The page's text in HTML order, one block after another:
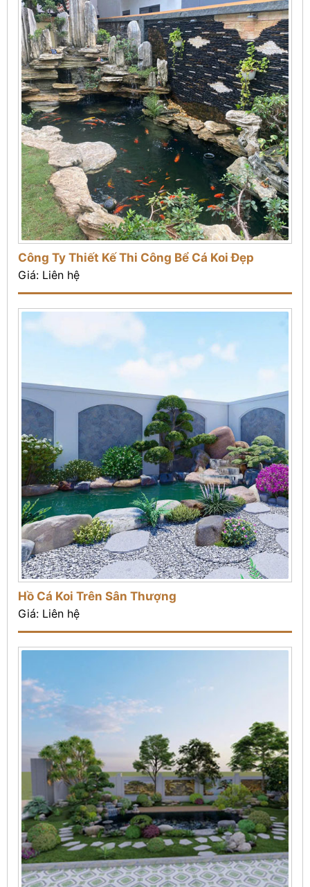
Công Ty Thiết Kế Thi Công Bể Cá Koi Đẹp
Giá: Liên hệ
Hồ Cá Koi Trên Sân Thượng
Giá: Liên hệ